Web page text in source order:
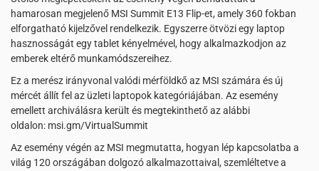
hamarosan megjelenő MSI Summit E13 Flip-et, amely 360 fokban
elforgatható kijelzővel rendelkezik. Egyszerre ötvözi egy laptop
hasznosságát egy tablet kényelmével, hogy alkalmazkodjon az
emberek eltérő munkamódszereihez.
Ez a merész irányvonal valódi mérföldkő az MSI számára és új
mércét állít fel az üzleti laptopok kategóriájában. Az esemény
emellett archiválásra került és megtekinthető az alábbi
oldalon: msi.gm/VirtualSummit ​​​​​​​
Az esemény végén az MSI megmutatta, hogyan lép kapcsolatba a
világ 120 országában dolgozó alkalmazottaival, szemléltetve a